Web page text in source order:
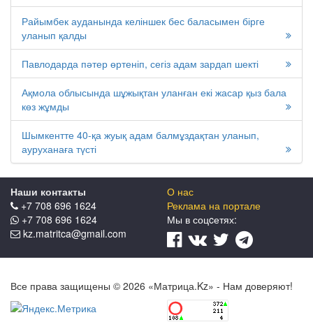
Райымбек ауданында келіншек бес баласымен бірге
уланып қалды
Павлодарда пәтер өртеніп, сегіз адам зардап шекті
Ақмола облысында шұжықтан уланған екі жасар қыз бала
көз жұмды
Шымкентте 40-қа жуық адам балмұздақтан уланып,
ауруханаға түсті
Наши контакты
+7 708 696 1624
+7 708 696 1624
kz.matritca@gmail.com
О нас
Реклама на портале
Мы в соцcетях:
Все права защищены © 2026 «Матрица.Kz» - Нам доверяют!